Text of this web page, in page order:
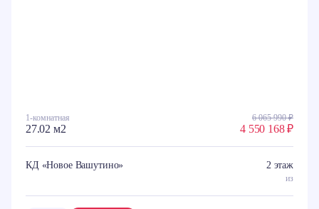
1-комнатная
27.02 м2
6 065 990 ₽
4 550 168 ₽
КД «Новое Вашутино» 2 этаж
из